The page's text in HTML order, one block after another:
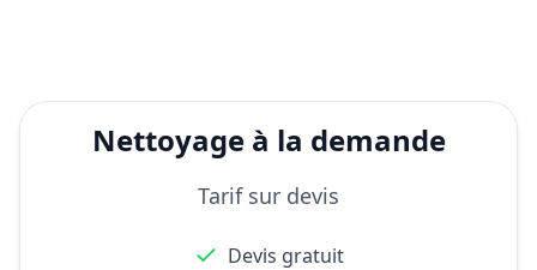
Nettoyage à la demande
Tarif sur devis
Devis gratuit